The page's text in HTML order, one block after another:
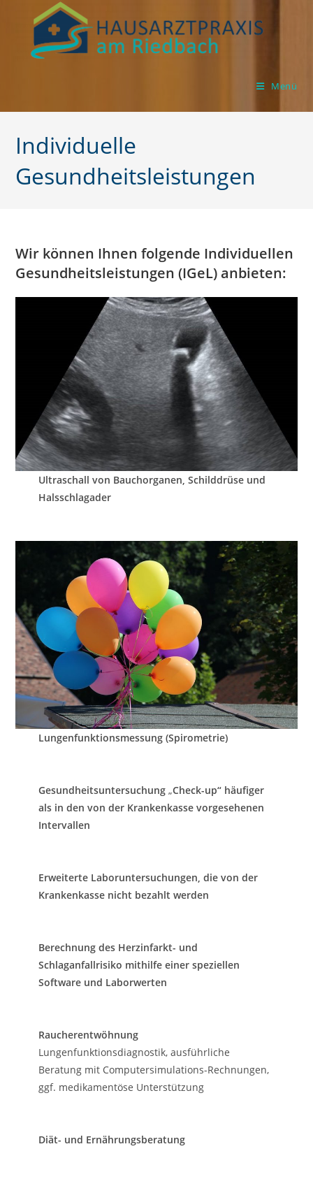
springen
Menü
Individuelle
Gesundheitsleistungen
Wir können Ihnen folgende Individuellen
Gesundheitsleistungen (IGeL) anbieten:
Ultraschall von Bauchorganen, Schilddrüse und
Halsschlagader
Lungenfunktionsmessung (Spirometrie)
Gesundheitsuntersuchung „Check-up“ häufiger
als in den von der Krankenkasse vorgesehenen
Intervallen
Erweiterte Laboruntersuchungen, die von der
Krankenkasse nicht bezahlt werden
Berechnung des Herzinfarkt- und
Schlaganfallrisiko mithilfe einer speziellen
Software und Laborwerten
Raucherentwöhnung
Lungenfunktionsdiagnostik, ausführliche
Beratung mit Computersimulations-Rechnungen,
ggf. medikamentöse Unterstützung
Diät- und Ernährungsberatung